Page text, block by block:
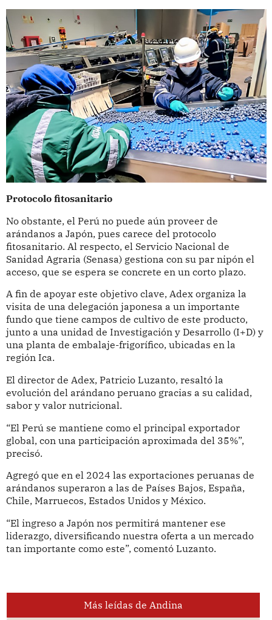
Protocolo fitosanitario
No obstante, el Perú no puede aún proveer de
arándanos a Japón, pues carece del protocolo
fitosanitario. Al respecto, el Servicio Nacional de
Sanidad Agraria (Senasa) gestiona con su par nipón el
acceso, que se espera se concrete en un corto plazo.
A fin de apoyar este objetivo clave, Adex organiza la
visita de una delegación japonesa a un importante
fundo que tiene campos de cultivo de este producto,
junto a una unidad de Investigación y Desarrollo (I+D) y
una planta de embalaje-frigorífico, ubicadas en la
región Ica.
El director de Adex, Patricio Luzanto, resaltó la
evolución del arándano peruano gracias a su calidad,
sabor y valor nutricional.
“El Perú se mantiene como el principal exportador
global, con una participación aproximada del 35%”,
precisó.
Agregó que en el 2024 las exportaciones peruanas de
arándanos superaron a las de Países Bajos, España,
Chile, Marruecos, Estados Unidos y México.
“El ingreso a Japón nos permitirá mantener ese
liderazgo, diversificando nuestra oferta a un mercado
tan importante como este”, comentó Luzanto.
Más leídas de Andina